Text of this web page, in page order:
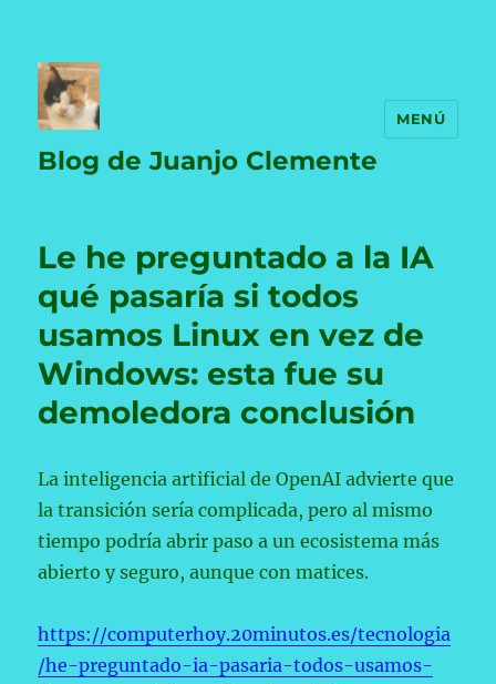
Blog de Juanjo Clemente
MENÚ
Le he preguntado a la IA
qué pasaría si todos
usamos Linux en vez de
Windows: esta fue su
demoledora conclusión
La inteligencia artificial de OpenAI advierte que
la transición sería complicada, pero al mismo
tiempo podría abrir paso a un ecosistema más
abierto y seguro, aunque con matices.
https://computerhoy.20minutos.es/tecnologia
/he-preguntado-ia-pasaria-todos-usamos-